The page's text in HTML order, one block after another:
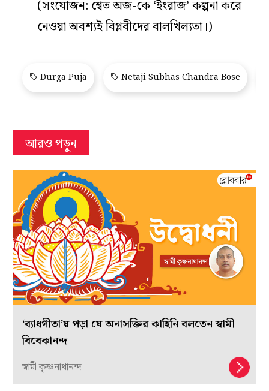
এতটা ভাবার প্রশ্ন ছিল না সেই হাচিনসন সাহেবেরও।
যিনি দুর্গোৎসবের সঙ্গে তুলনা করেছিলেন ‘অস্বাস্থ্যকর
বিপ্লবী যোগেশচন্দ্র লিখবেন, ‘এখানে একটি বৈশিষ্ট্যপূর্ণ
ঘটনার উল্লেখ করা প্রয়োজন। দেবীর নিকট যে পাঁঠাবলি
মানুষের প্রতীক এবং ভারতীয়রা সাধারণতঃ ইংরেজদের
শাদা মানুষ বলিয়া গণ্য করিত।’
(সংযোজন: শ্বেত অজ-কে ‘ইংরাজ’ কল্পনা করে
নেওয়া অবশ্যই বিপ্লবীদের বালখিল্যতা।)
Durga Puja Netaji Subhas Chandra Bose
আরও পড়ুন